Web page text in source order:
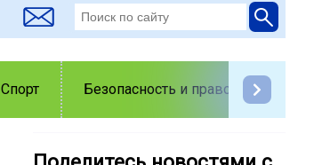
Спорт Безопасность и правопорядок